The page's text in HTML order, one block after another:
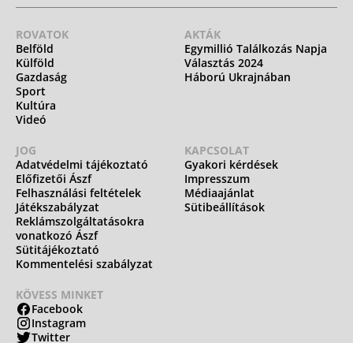
ROVATOK
Belföld
Külföld
Gazdaság
Sport
Kultúra
Videó
AKTÁK
Egymillió Találkozás Napja
Választás 2024
Háború Ukrajnában
JOG
Adatvédelmi tájékoztató
Előfizetői Ászf
Felhasználási feltételek
Játékszabályzat
Reklámszolgáltatásokra
vonatkozó Ászf
Sütitájékoztató
Kommentelési szabályzat
KAPCSOLAT
Gyakori kérdések
Impresszum
Médiaajánlat
Sütibeállítások
KÖVESS MINKET
Facebook
Instagram
Twitter